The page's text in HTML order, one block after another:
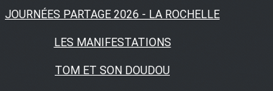
JOURNÉES PARTAGE 2026 - LA ROCHELLE
LES MANIFESTATIONS
TOM ET SON DOUDOU